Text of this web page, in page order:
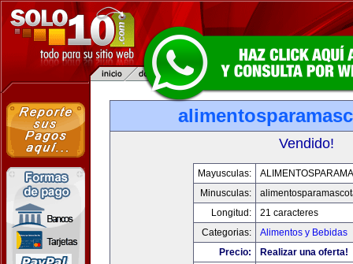
Vendido!
Mayusculas:
Minusculas:
Longitud:
21 caracteres
Categorias:
Alimentos y Bebidas
Precio:
Realizar una oferta!